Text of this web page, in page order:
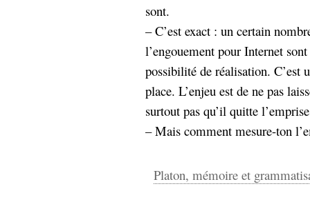
sont.
– C’est exact : un certain
l’engouement pour Internet
possibilité de réalisation. C’est
place. L’enjeu est de ne pas
surtout pas qu’il quitte
– Mais comment mesure-ton
Platon, mémoire et